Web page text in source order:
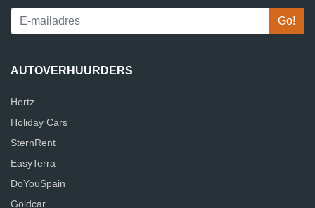
AUTOVERHUURDERS
Hertz
Holiday Cars
SternRent
EasyTerra
DoYouSpain
Goldcar